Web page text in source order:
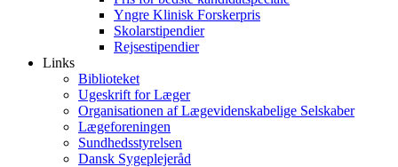
Yngre Klinisk Forskerpris
Skolarstipendier
Rejsestipendier
Links
Biblioteket
Ugeskrift for Læger
Organisationen af Lægevidenskabelige Selskaber
Lægeforeningen
Sundhedsstyrelsen
Dansk Sygeplejeråd